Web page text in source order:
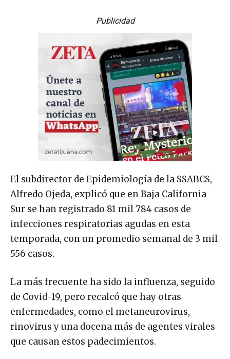
Publicidad
El subdirector de Epidemiología de la SSABCS,
Alfredo Ojeda, explicó que en Baja California
Sur se han registrado 81 mil 784 casos de
infecciones respiratorias agudas en esta
temporada, con un promedio semanal de 3 mil
556 casos.
La más frecuente ha sido la influenza, seguido
de Covid-19, pero recalcó que hay otras
enfermedades, como el metaneurovirus,
rinovirus y una docena más de agentes virales
que causan estos padecimientos.